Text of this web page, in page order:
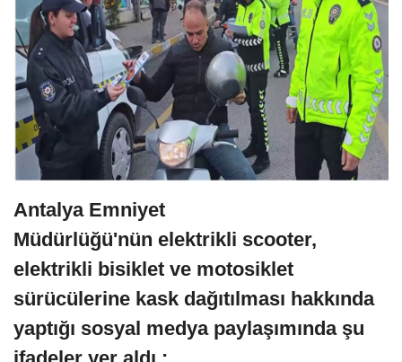
Antalya Emniyet
Müdürlüğü'nün elektrikli scooter,
elektrikli bisiklet ve motosiklet
sürücülerine kask dağıtılması hakkında
yaptığı sosyal medya paylaşımında şu